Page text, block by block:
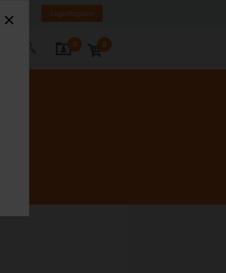
Login/Registro
0 0